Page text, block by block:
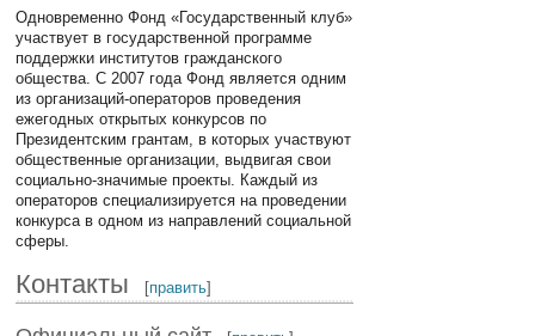
Одновременно Фонд «Государственный клуб»
участвует в государственной программе
поддержки институтов гражданского
общества. С 2007 года Фонд является одним
из организаций-операторов проведения
ежегодных открытых конкурсов по
Президентским грантам, в которых участвуют
общественные организации, выдвигая свои
социально-значимые проекты. Каждый из
операторов специализируется на проведении
конкурса в одном из направлений социальной
сферы.
Контакты [править]